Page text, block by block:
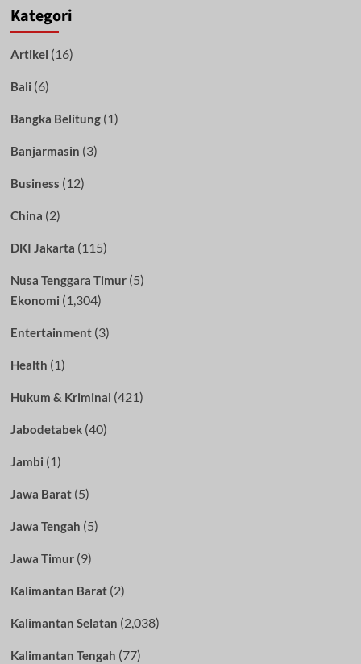
Kategori
Artikel (16)
Bali (6)
Bangka Belitung(1)
Banjarmasin (3)
Business (12)
China (2)
DKI Jakarta (115)
Nusa Tenggara Timur(5)
Ekonomi (1,304)
Entertainment(3)
Health (1)
Hukum & Kriminal (421)
Jabodetabek(40)
Jambi (1)
Jawa Barat(5)
Jawa Tengah (5)
Jawa Timur(9)
Kalimantan Barat(2)
Kalimantan Selatan (2,038)
Kalimantan Tengah (77)